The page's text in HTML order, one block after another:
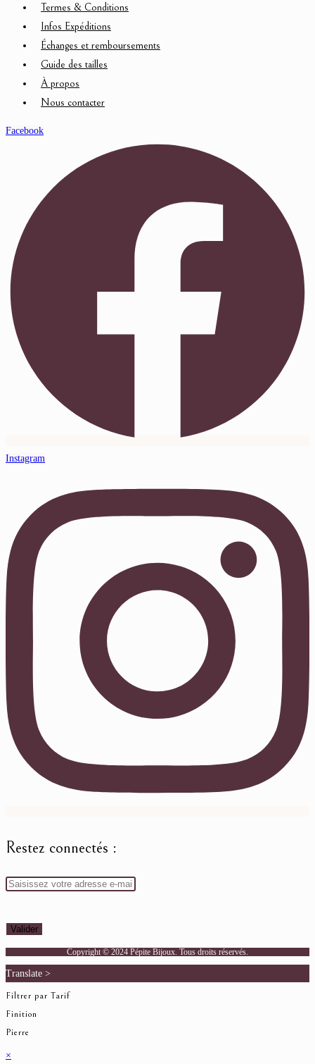
Termes & Conditions
Infos Expéditions
Échanges et remboursements
Guide des tailles
À propos
Nous contacter
Facebook
Instagram
Restez connectés :
Copyright © 2024 Pépite Bijoux. Tous droits réservés.
Translate >
Filtrer par Tarif
Finition
Pierre
×